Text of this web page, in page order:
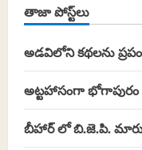
తాజా పోస్ట్‌లు
అడవిలోని కథలను
అట్టహాసంగా
బీహార్ లో బి.జె.పి.